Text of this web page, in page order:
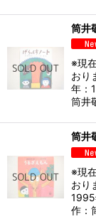
筒井
※現
おり
年：
筒井
筒井
※現
おり
作：